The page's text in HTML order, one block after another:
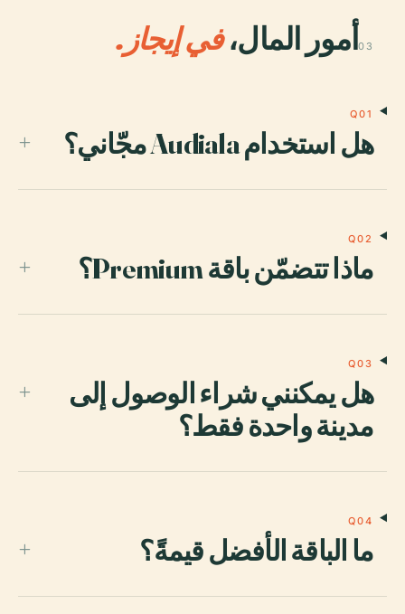
03أمور المال،في إيجاز.
Q01
هل استخدام Audiala مجّاني؟ +
Q02
ماذا تتضمّن باقة Premium؟ +
Q03
هل يمكنني شراء الوصول إلى
مدينة واحدة فقط؟
+
Q04
ما الباقة الأفضل قيمةً؟ +